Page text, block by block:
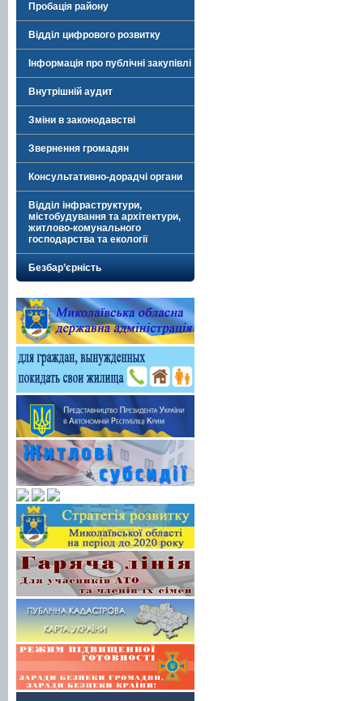
Пробація району
Відділ цифрового розвитку
Інформація про публічні закупівлі
Внутрішній аудит
Зміни в законодавстві
Звернення громадян
Консультативно-дорадчі органи
Відділ інфраструктури,
містобудування та архітектури,
житлово-комунального
господарства та екології
Безбар’єрність